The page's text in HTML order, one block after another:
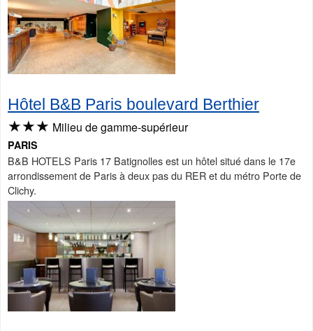
Hôtel B&B Paris boulevard Berthier
★★★ Milieu de gamme-supérieur
PARIS
B&B HOTELS Paris 17 Batignolles est un hôtel situé dans le 17e
arrondissement de Paris à deux pas du RER et du métro Porte de
Clichy.